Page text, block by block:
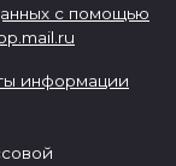
с помощью
информации